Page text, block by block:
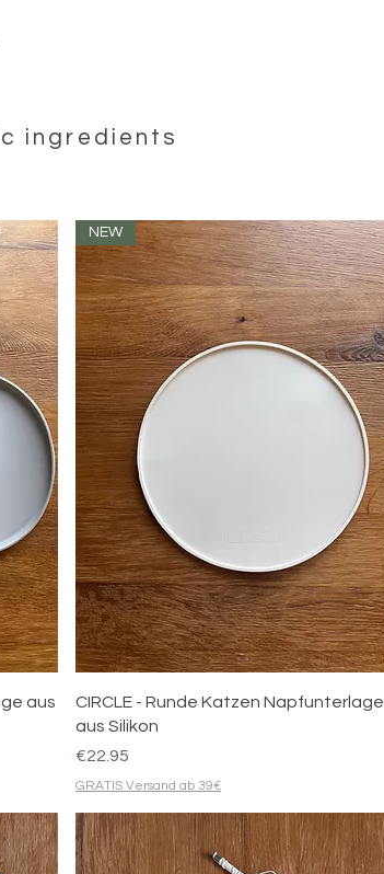
ingredients
aus
Quick View
NEW
CIRCLE - Runde Katzen Napfunterlage
aus Silikon
Price
€22.95
GRATIS Versand ab 39€